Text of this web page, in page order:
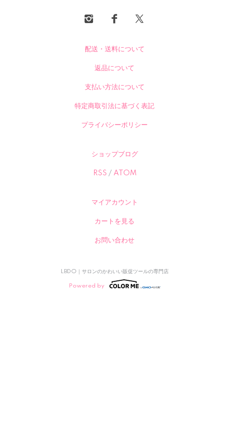
配送・送料について
返品について
支払い方法について
特定商取引法に基づく表記
プライバシーポリシー
ショップブログ
RSS / ATOM
マイアカウント
カートを見る
お問い合わせ
LBDO｜サロンのかわいい販促ツールの専門店
Powered by